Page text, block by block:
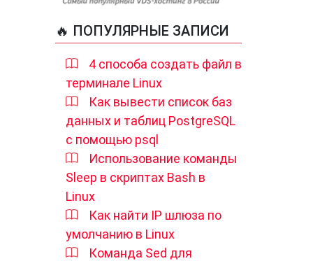
🔥 ПОПУЛЯРНЫЕ ЗАПИСИ
4 способа создать файл в
терминале Linux
Как вывести список баз
данных и таблиц PostgreSQL
с помощью psql
Использование команды
Sleep в скриптах Bash в
Linux
Как найти IP шлюза по
умолчанию в Linux
Команда Sed для